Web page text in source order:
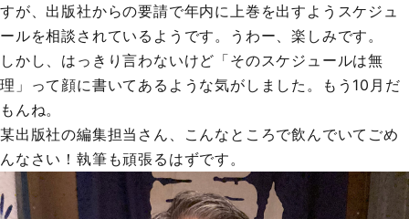
すが、出版社からの要請で年内に上巻を出すようスケジュ
ールを相談されているようです。うわー、楽しみです。
しかし、はっきり言わないけど「そのスケジュールは無
理」って顔に書いてあるような気がしました。もう10月だ
もんね。
某出版社の編集担当さん、こんなところで飲んでいてごめ
んなさい！執筆も頑張るはずです。